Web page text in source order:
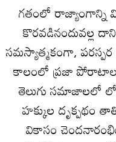
గతంలో రాజ్యాంగాన్ని
కొరవడినందువల్ల
సమస్యాత్మకంగా,
కాలంలో ప్రజా పోరాటాలు
తెలుగు సమాజాలలో
హక్కుల దృక్పథం
వికాసం